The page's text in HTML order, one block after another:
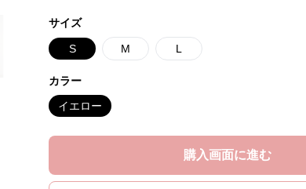
サイズ
S M L
カラー
イエロー
購入画面に進む